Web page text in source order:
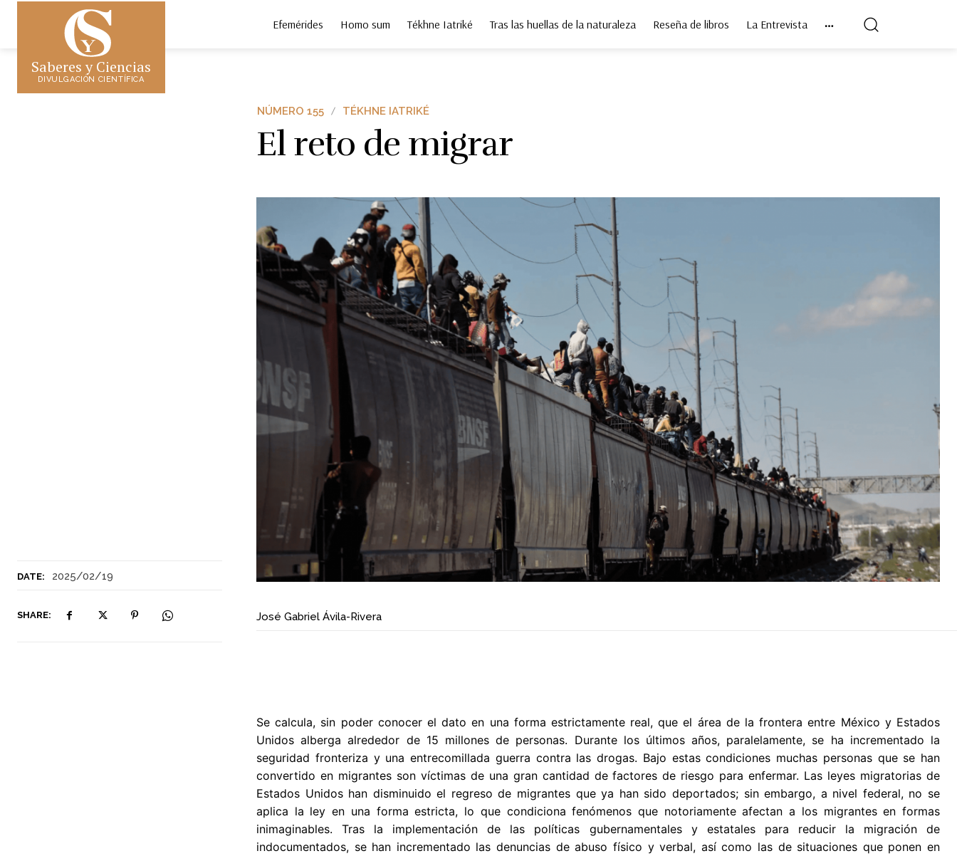
Saberes y Ciencias
DIVULGACIÓN CIENTÍFICA
Efemérides Homo sum Tékhne Iatriké Tras las huellas de la naturaleza Reseña de libros La Entrevista
DATE: 2025/02/19
SHARE:
NÚMERO 155 TÉKHNE IATRIKÉ
El reto de migrar
José Gabriel Ávila-Rivera
Se calcula, sin poder conocer el dato en una forma estrictamente real, que el área de la frontera entre México y Estados
Unidos alberga alrededor de 15 millones de personas. Durante los últimos años, paralelamente, se ha incrementado la
seguridad fronteriza y una entrecomillada guerra contra las drogas. Bajo estas condiciones muchas personas que se han
convertido en migrantes son víctimas de una gran cantidad de factores de riesgo para enfermar. Las leyes migratorias de
Estados Unidos han disminuido el regreso de migrantes que ya han sido deportados; sin embargo, a nivel federal, no se
aplica la ley en una forma estricta, lo que condiciona fenómenos que notoriamente afectan a los migrantes en formas
inimaginables. Tras la implementación de las políticas gubernamentales y estatales para reducir la migración de
indocumentados, se han incrementado las denuncias de abuso físico y verbal, así como las de situaciones que ponen en